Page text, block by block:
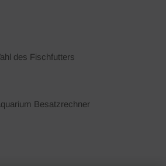
des Fischfutters
Besatzrechner